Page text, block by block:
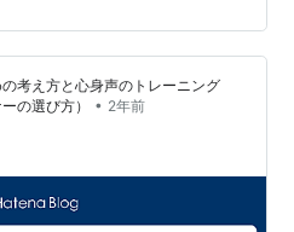
考え方と心身声のトレーニング
の選び方）
• 2年前